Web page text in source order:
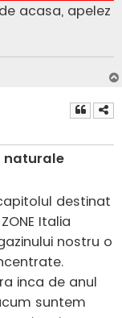
acasa, apelez
naturale
destinat
Italia
nostru o
inca de anul
suntem